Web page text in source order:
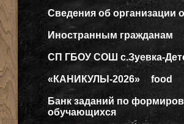
Сведения об организации
Иностранным гражданам
СП ГБОУ СОШ с.Зуевка-
«КАНИКУЛЫ-2026» food
Банк заданий по
обучающихся